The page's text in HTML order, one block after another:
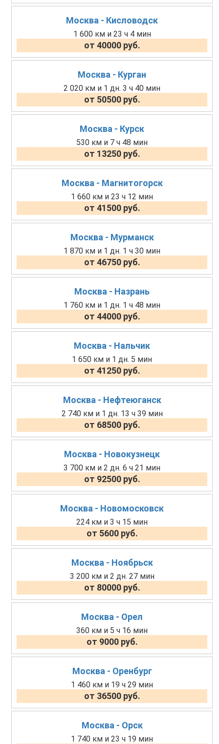
Москва - Кисловодск
1 600 км и 23 ч 4 мин
от 40000 руб.
Москва - Курган
2 020 км и 1 дн. 3 ч 40 мин
от 50500 руб.
Москва - Курск
530 км и 7 ч 48 мин
от 13250 руб.
Москва - Магнитогорск
1 660 км и 23 ч 12 мин
от 41500 руб.
Москва - Мурманск
1 870 км и 1 дн. 1 ч 30 мин
от 46750 руб.
Москва - Назрань
1 760 км и 1 дн. 1 ч 48 мин
от 44000 руб.
Москва - Нальчик
1 650 км и 1 дн. 5 мин
от 41250 руб.
Москва - Нефтеюганск
2 740 км и 1 дн. 13 ч 39 мин
от 68500 руб.
Москва - Новокузнецк
3 700 км и 2 дн. 6 ч 21 мин
от 92500 руб.
Москва - Новомосковск
224 км и 3 ч 15 мин
от 5600 руб.
Москва - Ноябрьск
3 200 км и 2 дн. 27 мин
от 80000 руб.
Москва - Орел
360 км и 5 ч 16 мин
от 9000 руб.
Москва - Оренбург
1 460 км и 19 ч 29 мин
от 36500 руб.
Москва - Орск
1 740 км и 23 ч 19 мин